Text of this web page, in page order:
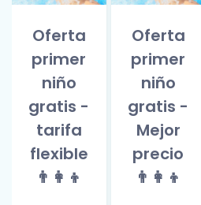
Oferta
primer
niño
gratis -
tarifa
flexible
👨‍👩‍👦
Oferta
primer
niño
gratis -
Mejor
precio
👨‍👩‍👦